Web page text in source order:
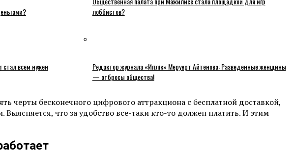
стал всем нужен
лоббистов?
Редактор журнала «Игілік» Меруерт Айтенова: Разведенные женщины
— отбросы общества!
черты бесконечного цифрового аттракциона с бесплатной доставкой,
что за удобство все-таки кто-то должен платить. И этим